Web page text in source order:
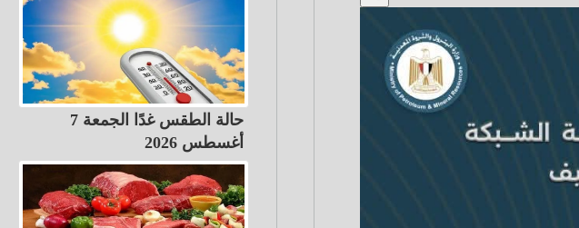
حالة الطقس غدًا الجمعة 7
أغسطس 2026